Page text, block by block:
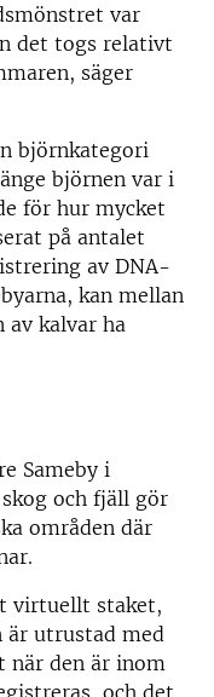
var
det togs relativt
säger
björnkategori
björnen var i
för hur mycket
på antalet
av DNA-
kan mellan
av kalvar ha
Sameby i
och fjäll gör
områden där
virtuellt staket,
är utrustad med
när den är inom
och det